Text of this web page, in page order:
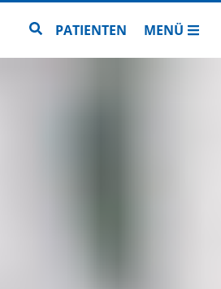
Zur Seitensuche
PATIENTEN MENÜ